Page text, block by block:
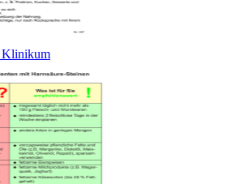
Klinikum